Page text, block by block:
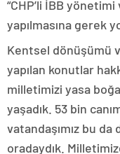
“CHP’li İBB
yapılmasına gerek
Kentsel dönüşümü
yapılan konutlar
milletimizi yasa
yaşadık. 53 bin
vatandaşımız bu
oradaydık.